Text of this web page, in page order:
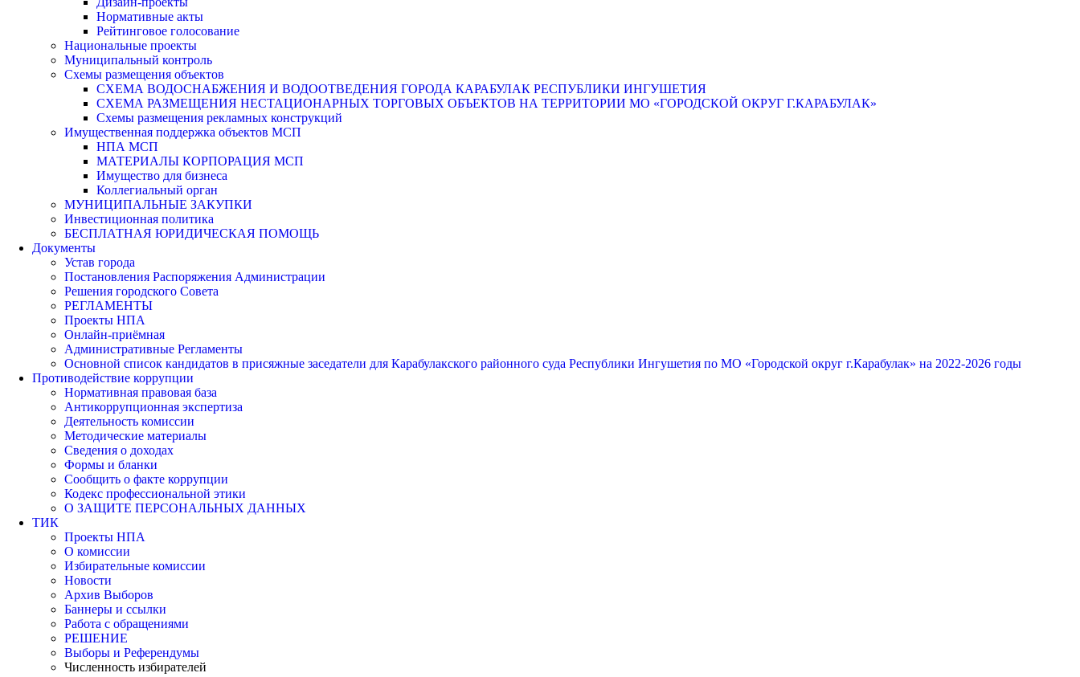
Нормативные акты
Рейтинговое голосование
Национальные проекты
Муниципальный контроль
Схемы размещения объектов
СХЕМА ВОДОСНАБЖЕНИЯ И ВОДООТВЕДЕНИЯ ГОРОДА КАРАБУЛАК РЕСПУБЛИКИ ИНГУШЕТИЯ
СХЕМА РАЗМЕЩЕНИЯ НЕСТАЦИОНАРНЫХ ТОРГОВЫХ ОБЪЕКТОВ НА ТЕРРИТОРИИ МО «ГОРОДСКОЙ ОКРУГ Г.КАРАБУЛАК»
Схемы размещения рекламных конструкций
Имущественная поддержка объектов МСП
НПА МСП
МАТЕРИАЛЫ КОРПОРАЦИЯ МСП
Имущество для бизнеса
Коллегиальный орган
МУНИЦИПАЛЬНЫЕ ЗАКУПКИ
Инвестиционная политика
БЕСПЛАТНАЯ ЮРИДИЧЕСКАЯ ПОМОЩЬ
Документы
Устав города
Постановления Распоряжения Администрации
Решения городского Совета
РЕГЛАМЕНТЫ
Проекты НПА
Онлайн-приёмная
Административные Регламенты
Основной список кандидатов в присяжные заседатели для Карабулакского районного суда Республики Ингушетия по МО «Городской округ г.Карабулак» на 2022-2026 годы
Противодействие коррупции
Нормативная правовая база
Антикоррупционная экспертиза
Деятельность комиссии
Методические материалы
Сведения о доходах
Формы и бланки
Сообщить о факте коррупции
Кодекс профессиональной этики
О ЗАЩИТЕ ПЕРСОНАЛЬНЫХ ДАННЫХ
ТИК
Проекты НПА
О комиссии
Избирательные комиссии
Новости
Архив Выборов
Баннеры и ссылки
Работа с обращениями
РЕШЕНИЕ
Выборы и Референдумы
Численность избирателей